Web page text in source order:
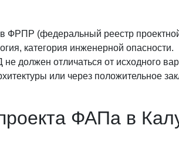
ФРПР (федеральный реестр
категория инженерной опасности.
должен отличаться от исходного
или через положительное
ФАПа в